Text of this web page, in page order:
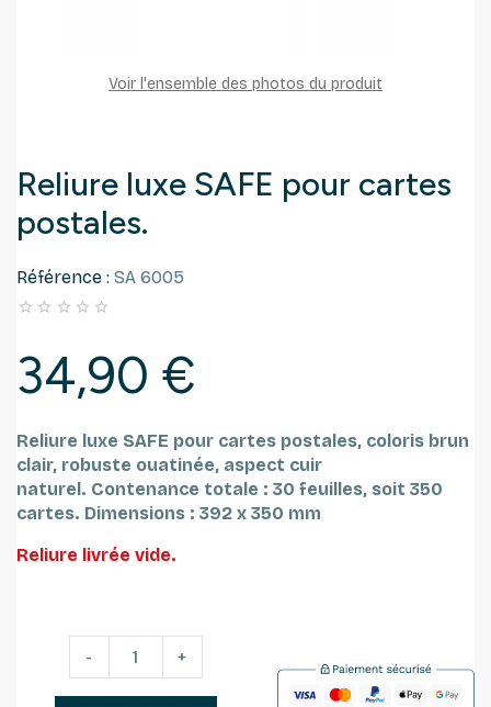
Voir l'ensemble des photos du produit
Reliure luxe SAFE pour cartes
postales.
Référence : SA 6005
    
34,90 €
Reliure luxe SAFE pour cartes postales, coloris brun
clair, robuste ouatinée, aspect cuir
naturel. Contenance totale : 30 feuilles, soit 350
cartes. Dimensions : 392 x 350 mm
Reliure livrée vide.
- +